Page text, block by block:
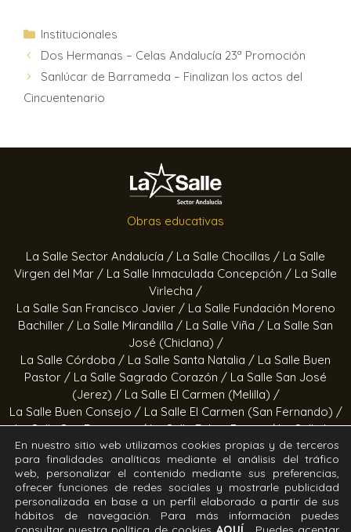
Institucionales
Dos Hermanas – Celas Andalucía 23ª Promoción
Sanlúcar de Barrameda – Finalizan los actos del
Cincuentenario
Obras educativas
La Salle Sector Andalucía / La Salle Chocillas / La Salle
Virgen del Mar / La Salle Inmaculada Concepción / La Salle
Virlecha /
La Salle San Francisco Javier / La Salle Fundación Moreno
Bachiller / La Salle Mirandilla / La Salle Viña / La Salle San
José (Chiclana) /
La Salle Córdoba / La Salle Santa Natalia / La Salle Buen
Pastor / La Salle Sagrado Corazón / La Salle San José
(Jerez) / La Salle El Carmen (Melilla) /
La Salle Buen Consejo / La Salle El Carmen (San Fernando) /
La Salle San Francisco /La Salle Felipe Benito /La Salle La
Purísima
Obras socioeducativas
Estrella Azahara /Manos Abiertas /Hogar Jerez / Proyecto
En nuestro sitio web utilizamos cookies propias y de terceros
para finalidades analíticas mediante el análisis del tráfico
web, personalizar el contenido mediante sus preferencias,
ofrecer funciones de redes sociales y mostrarle publicidad
personalizada en base a un perfil elaborado a partir de sus
hábitos de navegación. Para más información puedes